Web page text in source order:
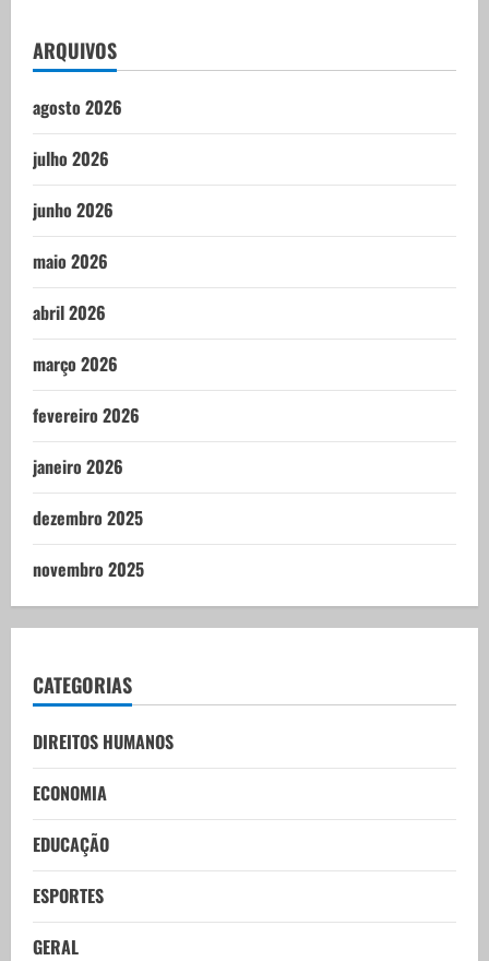
ARQUIVOS
agosto 2026
julho 2026
junho 2026
maio 2026
abril 2026
março 2026
fevereiro 2026
janeiro 2026
dezembro 2025
novembro 2025
CATEGORIAS
DIREITOS HUMANOS
ECONOMIA
EDUCAÇÃO
ESPORTES
GERAL